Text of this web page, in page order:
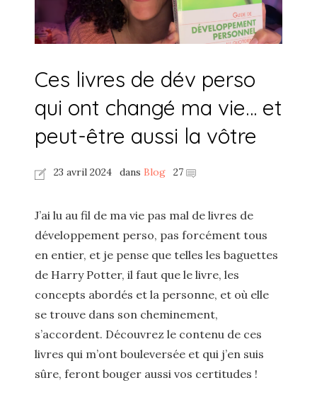
Ces livres de dév perso
qui ont changé ma vie… et
peut-être aussi la vôtre
23 avril 2024 dans Blog 27
J’ai lu au fil de ma vie pas mal de livres de
développement perso, pas forcément tous
en entier, et je pense que telles les baguettes
de Harry Potter, il faut que le livre, les
concepts abordés et la personne, et où elle
se trouve dans son cheminement,
s’accordent. Découvrez le contenu de ces
livres qui m’ont bouleversée et qui j’en suis
sûre, feront bouger aussi vos certitudes !